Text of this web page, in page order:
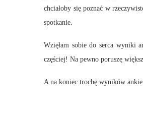
chciałoby się poznać w
spotkanie.
Wzięłam sobie do serca wyniki
częściej! Na pewno poruszę
A na koniec trochę wyników